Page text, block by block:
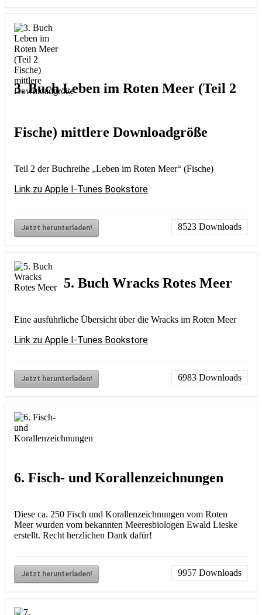
3. Buch Leben im Roten Meer (Teil 2
Fische) mittlere Downloadgröße
Teil 2 der Buchreihe „Leben im Roten Meer“ (Fische)
Link zu Apple I-Tunes Bookstore
Jetzt herunterladen! 8523 Downloads
5. Buch Wracks Rotes Meer
Eine ausführliche Übersicht über die Wracks im Roten Meer
Link zu Apple I-Tunes Bookstore
Jetzt herunterladen! 6983 Downloads
6. Fisch- und Korallenzeichnungen
Diese ca. 250 Fisch und Korallenzeichnungen vom Roten
Meer wurden vom bekannten Meeresbiologen Ewald Lieske
erstellt. Recht herzlichen Dank dafür!
Jetzt herunterladen! 9957 Downloads